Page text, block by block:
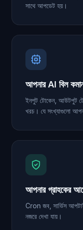
সাথে আপডেট হয়।
আপনার AI বিল
ইনপুট টোকেন, আউটপুট
খরচ। যে সংখ্যাগুলো
আপনার গ্রাহকের
Cron জব, সার্ভিস
নজরে দেখা যায়।